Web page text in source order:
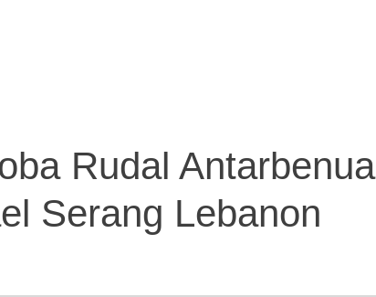
Rudal Antarbenua
Serang Lebanon